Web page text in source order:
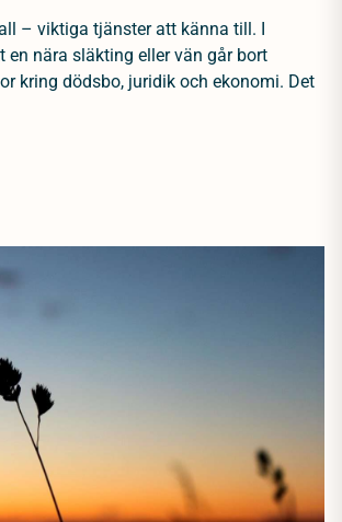
– viktiga tjänster att känna till. I
en nära släkting eller vän går bort
kring dödsbo, juridik och ekonomi. Det